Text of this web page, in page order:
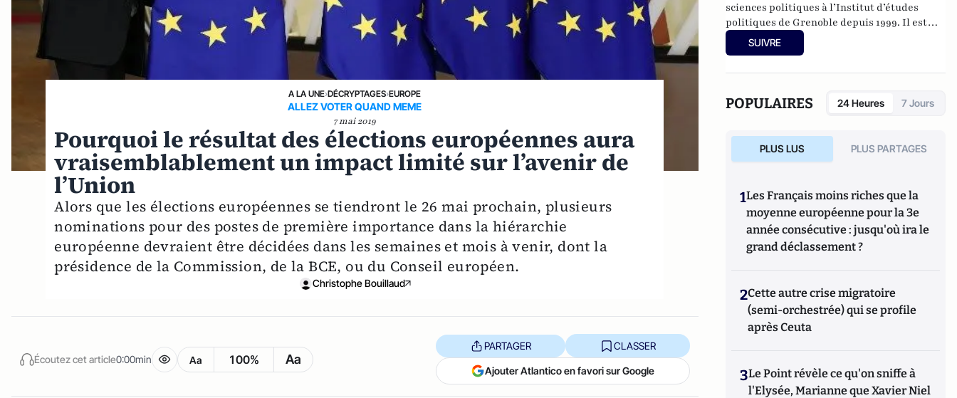
A LA UNE›DÉCRYPTAGES›EUROPE
ALLEZ VOTER QUAND MEME
7 mai 2019
Pourquoi le résultat des élections européennes aura
vraisemblablement un impact limité sur l’avenir de
l’Union
Alors que les élections européennes se tiendront le 26 mai prochain, plusieurs
nominations pour des postes de première importance dans la hiérarchie
européenne devraient être décidées dans les semaines et mois à venir, dont la
présidence de la Commission, de la BCE, ou du Conseil européen.
Christophe Bouillaud
Écoutez cet article0:00min Aa 100% Aa
PARTAGER CLASSER
Ajouter Atlantico en favori sur Google
sciences politiques à l’Institut d’études
politiques de Grenoble depuis 1999. Il est
spécialiste à la fois de la vie politique
italienne, et de la vie politique européenne,
SUIVRE
POPULAIRES 24 Heures 7 Jours
PLUS LUS PLUS PARTAGES
1Les Français moins riches que la
moyenne européenne pour la 3e
année consécutive : jusqu'où ira le
grand déclassement ?
2Cette autre crise migratoire
(semi-orchestrée) qui se profile
après Ceuta
3Le Point révèle ce qu'on sniffe à
l'Elysée, Marianne que Xavier Niel